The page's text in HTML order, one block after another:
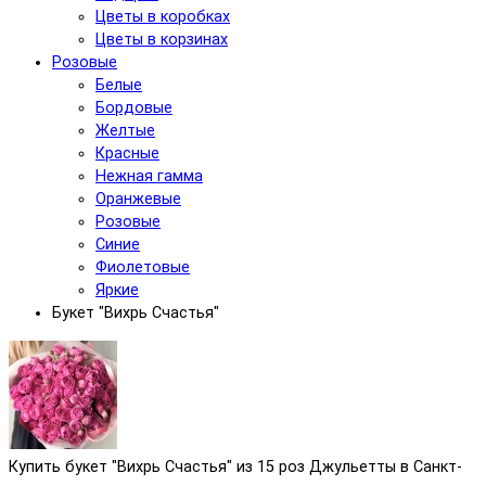
Цветы в коробках
Цветы в корзинах
Розовые
Белые
Бордовые
Желтые
Красные
Нежная гамма
Оранжевые
Розовые
Синие
Фиолетовые
Яркие
Букет "Вихрь Счастья"
Купить букет "Вихрь Счастья" из 15 роз Джульетты в Санкт-